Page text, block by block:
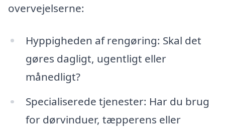
overvejelserne:
Hyppigheden af rengøring: Skal det
gøres dagligt, ugentligt eller
månedligt?
Specialiserede tjenester: Har du brug
for dørvinduer, tæpperens eller